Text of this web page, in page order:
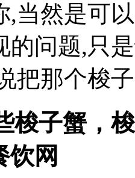
,当然是可
的问题,只
把那个梭
梭子蟹，
饮网